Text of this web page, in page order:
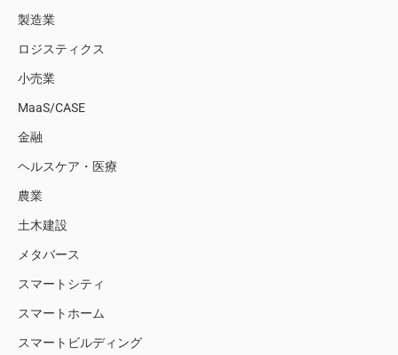
製造業
ロジスティクス
小売業
MaaS/CASE
金融
ヘルスケア・医療
農業
土木建設
メタバース
スマートシティ
スマートホーム
スマートビルディング